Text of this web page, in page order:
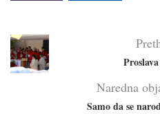
Naredna
Samo da se